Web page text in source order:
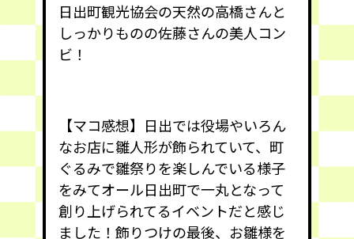
日出町観光協会の天然の高橋さんと
しっかりものの佐藤さんの美人コン
ビ！
【マコ感想】日出では役場やいろん
なお店に雛人形が飾られていて、町
ぐるみで雛祭りを楽しんでいる様子
をみてオール日出町で一丸となって
創り上げられてるイベントだと感じ
ました！飾りつけの最後、お雛様を